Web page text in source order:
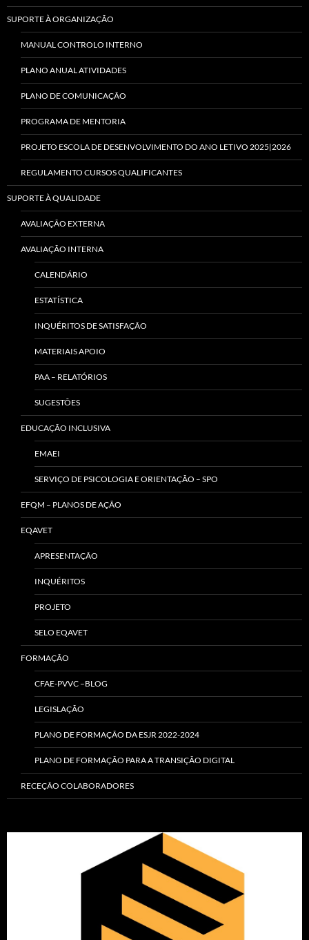
SUPORTE À ORGANIZAÇÃO
MANUAL CONTROLO INTERNO
PLANO ANUAL ATIVIDADES
PLANO DE COMUNICAÇÃO
PROGRAMA DE MENTORIA
PROJETO ESCOLA DE DESENVOLVIMENTO DO ANO LETIVO 2025|2026
REGULAMENTO CURSOS QUALIFICANTES
SUPORTE À QUALIDADE
AVALIAÇÃO EXTERNA
AVALIAÇÃO INTERNA
CALENDÁRIO
ESTATÍSTICA
INQUÉRITOS DE SATISFAÇÃO
MATERIAIS APOIO
PAA – RELATÓRIOS
SUGESTÕES
EDUCAÇÃO INCLUSIVA
EMAEI
SERVIÇO DE PSICOLOGIA E ORIENTAÇÃO – SPO
EFQM – PLANOS DE AÇÃO
EQAVET
APRESENTAÇÃO
INQUÉRITOS
PROJETO
SELO EQAVET
FORMAÇÃO
CFAE-PVVC –BLOG
LEGISLAÇÃO
PLANO DE FORMAÇÃO DA ESJR 2022-2024
PLANO DE FORMAÇÃO PARA A TRANSIÇÃO DIGITAL
RECEÇÃO COLABORADORES